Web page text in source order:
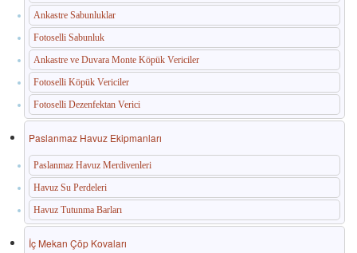
Ankastre Sabunluklar
Fotoselli Sabunluk
Ankastre ve Duvara Monte Köpük Vericiler
Fotoselli Köpük Vericiler
Fotoselli Dezenfektan Verici
Paslanmaz Havuz Ekipmanları
Paslanmaz Havuz Merdivenleri
Havuz Su Perdeleri
Havuz Tutunma Barları
İç Mekan Çöp Kovaları